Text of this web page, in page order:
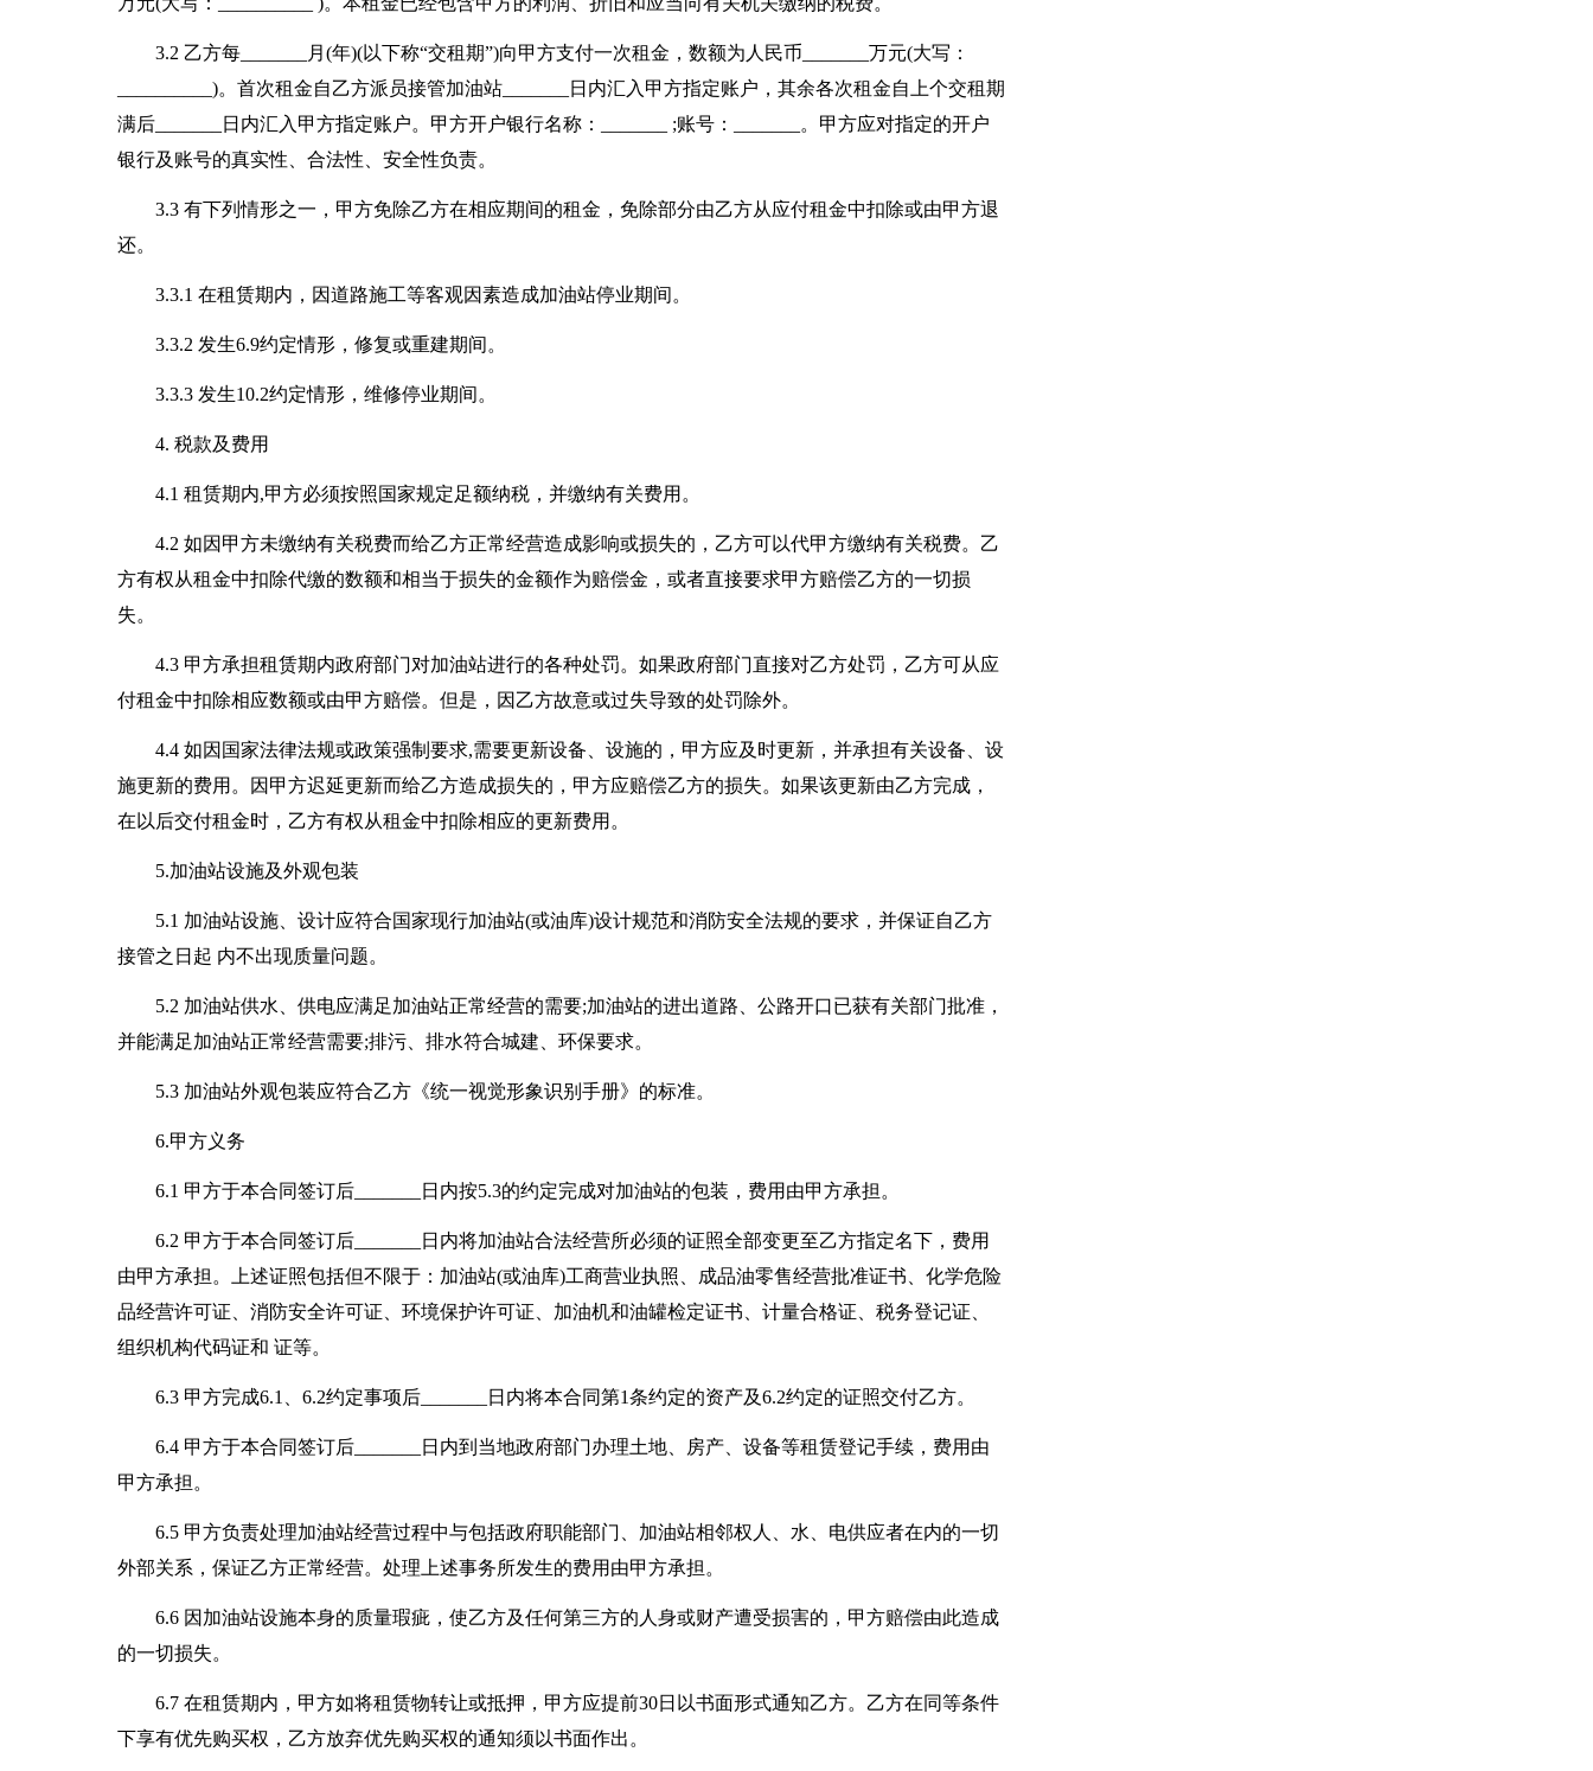
3.2 乙方每_______月(年)(以下称“交租期”)向甲方支付一次租金，数额为人民币_______万元(大写：
__________)。首次租金自乙方派员接管加油站_______日内汇入甲方指定账户，其余各次租金自上个交租期
满后_______日内汇入甲方指定账户。甲方开户银行名称：_______ ;账号：_______。甲方应对指定的开户
银行及账号的真实性、合法性、安全性负责。
3.3 有下列情形之一，甲方免除乙方在相应期间的租金，免除部分由乙方从应付租金中扣除或由甲方退
还。
3.3.1 在租赁期内，因道路施工等客观因素造成加油站停业期间。
3.3.2 发生6.9约定情形，修复或重建期间。
3.3.3 发生10.2约定情形，维修停业期间。
4. 税款及费用
4.1 租赁期内,甲方必须按照国家规定足额纳税，并缴纳有关费用。
4.2 如因甲方未缴纳有关税费而给乙方正常经营造成影响或损失的，乙方可以代甲方缴纳有关税费。乙
方有权从租金中扣除代缴的数额和相当于损失的金额作为赔偿金，或者直接要求甲方赔偿乙方的一切损
失。
4.3 甲方承担租赁期内政府部门对加油站进行的各种处罚。如果政府部门直接对乙方处罚，乙方可从应
付租金中扣除相应数额或由甲方赔偿。但是，因乙方故意或过失导致的处罚除外。
4.4 如因国家法律法规或政策强制要求,需要更新设备、设施的，甲方应及时更新，并承担有关设备、设
施更新的费用。因甲方迟延更新而给乙方造成损失的，甲方应赔偿乙方的损失。如果该更新由乙方完成，
在以后交付租金时，乙方有权从租金中扣除相应的更新费用。
5.加油站设施及外观包装
5.1 加油站设施、设计应符合国家现行加油站(或油库)设计规范和消防安全法规的要求，并保证自乙方
接管之日起 内不出现质量问题。
5.2 加油站供水、供电应满足加油站正常经营的需要;加油站的进出道路、公路开口已获有关部门批准，
并能满足加油站正常经营需要;排污、排水符合城建、环保要求。
5.3 加油站外观包装应符合乙方《统一视觉形象识别手册》的标准。
6.甲方义务
6.1 甲方于本合同签订后_______日内按5.3的约定完成对加油站的包装，费用由甲方承担。
6.2 甲方于本合同签订后_______日内将加油站合法经营所必须的证照全部变更至乙方指定名下，费用
由甲方承担。上述证照包括但不限于：加油站(或油库)工商营业执照、成品油零售经营批准证书、化学危险
品经营许可证、消防安全许可证、环境保护许可证、加油机和油罐检定证书、计量合格证、税务登记证、
组织机构代码证和 证等。
6.3 甲方完成6.1、6.2约定事项后_______日内将本合同第1条约定的资产及6.2约定的证照交付乙方。
6.4 甲方于本合同签订后_______日内到当地政府部门办理土地、房产、设备等租赁登记手续，费用由
甲方承担。
6.5 甲方负责处理加油站经营过程中与包括政府职能部门、加油站相邻权人、水、电供应者在内的一切
外部关系，保证乙方正常经营。处理上述事务所发生的费用由甲方承担。
6.6 因加油站设施本身的质量瑕疵，使乙方及任何第三方的人身或财产遭受损害的，甲方赔偿由此造成
的一切损失。
6.7 在租赁期内，甲方如将租赁物转让或抵押，甲方应提前30日以书面形式通知乙方。乙方在同等条件
下享有优先购买权，乙方放弃优先购买权的通知须以书面作出。